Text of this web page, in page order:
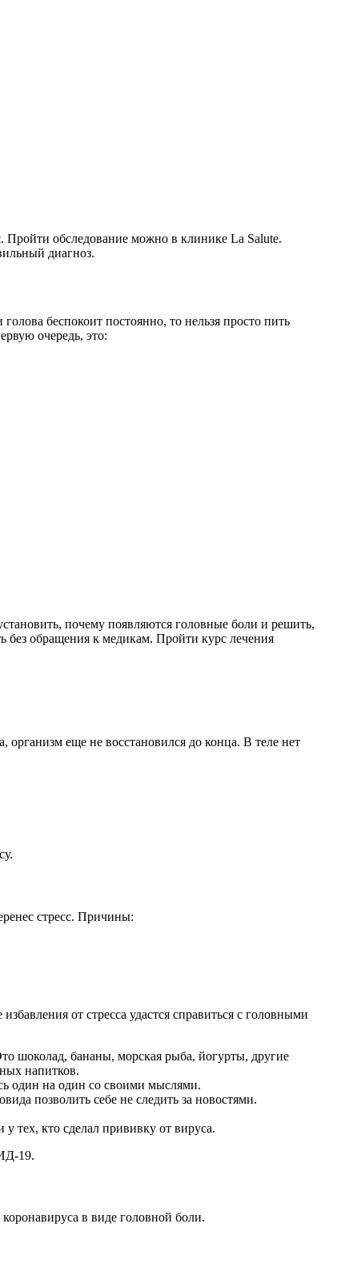
Пройти обследование можно в клинике La Salute.
диагноз.
беспокоит постоянно, то нельзя просто пить
очередь, это:
почему появляются головные боли и решить,
без обращения к медикам. Пройти курс лечения
еще не восстановился до конца. В теле нет
стресс. Причины:
от стресса удастся справиться с головными
шоколад, бананы, морская рыба, йогурты, другие
напитков.
один на один со своими мыслями.
позволить себе не следить за новостями.
тех, кто сделал прививку от вируса.
19.
в виде головной боли.